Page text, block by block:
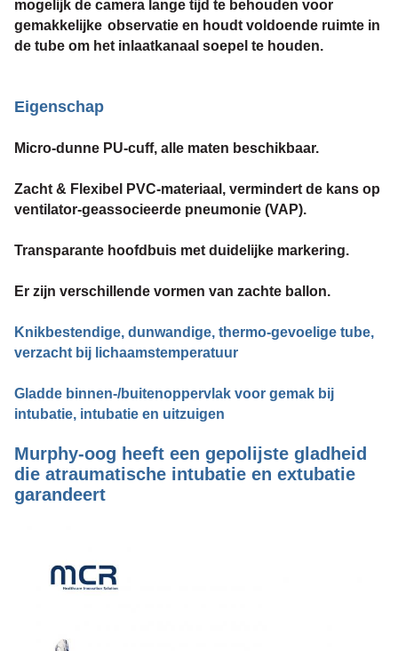
mogelijk de camera lange tijd te behouden voor
gemakkelijke observatie en houdt voldoende ruimte in
de tube om het inlaatkanaal soepel te houden.
Eigenschap
Micro-dunne PU-cuff, alle maten beschikbaar.
Zacht & Flexibel PVC-materiaal, vermindert de kans op
ventilator-geassocieerde pneumonie (VAP).
Transparante hoofdbuis met duidelijke markering.
Er zijn verschillende vormen van zachte ballon.
Knikbestendige, dunwandige, thermo-gevoelige tube,
verzacht bij lichaamstemperatuur
Gladde binnen-/buitenoppervlak voor gemak bij
intubatie, intubatie en uitzuigen
Murphy-oog heeft een gepolijste gladheid
die atraumatische intubatie en extubatie
garandeert